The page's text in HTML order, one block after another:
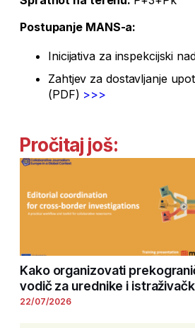
Postupanje MANS-a:
Inicijativa za inspekcijski
Zahtjev za dostavljanje
(PDF) >>>
Pročitaj još:
Kako organizovati
vodič za urednike i
22/07/2026